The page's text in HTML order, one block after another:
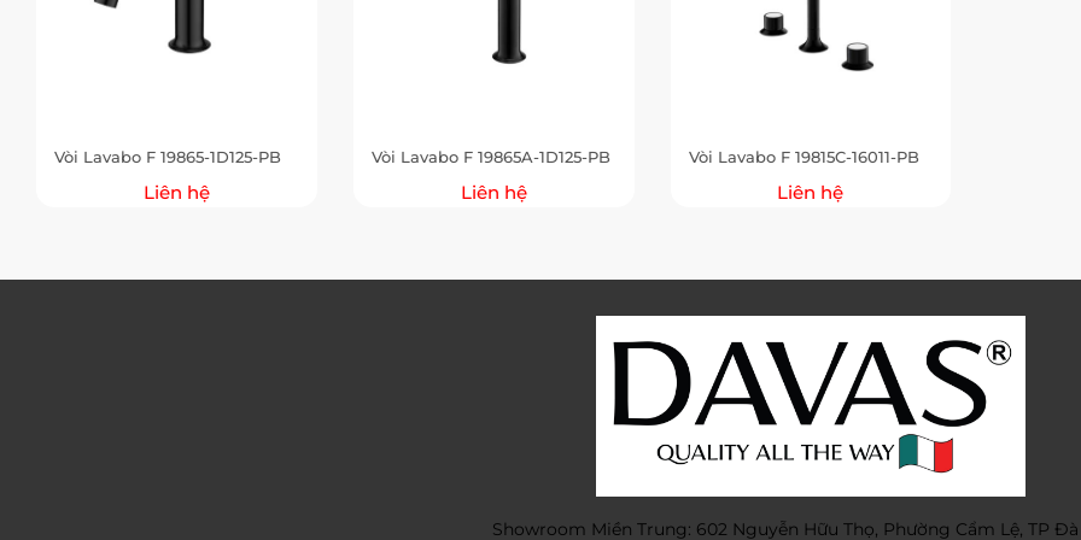
Vòi Lavabo F 19865-1D125-PB
Liên hệ
Vòi Lavabo F 19865A-1D125-PB
Liên hệ
Vòi Lavabo F 19815C-16011-PB
Liên hệ
Showroom Miền Trung: 602 Nguyễn Hữu Thọ, Phường Cẩm Lệ, TP